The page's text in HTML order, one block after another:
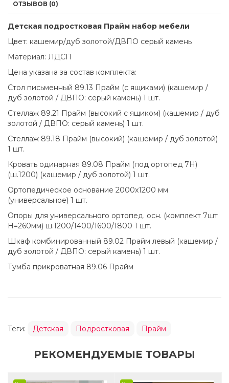
ОТЗЫВОВ (0)
Детская подростковая Прайм набор мебели
Цвет: кашемир/дуб золотой/ДВПО серый камень
Материал: ЛДСП
Цена указана за состав комплекта:
Стол письменный 89.13 Прайм (с ящиками) (кашемир /
дуб золотой / ДВПО: серый камень) 1 шт.
Стеллаж 89.21 Прайм (высокий с ящиком) (кашемир / дуб
золотой / ДВПО: серый камень) 1 шт.
Стеллаж 89.18 Прайм (высокий) (кашемир / дуб золотой)
1 шт.
Кровать одинарная 89.08 Прайм (под ортопед 7Н)
(ш.1200) (кашемир / дуб золотой) 1 шт.
Ортопедическое основание 2000х1200 мм
(универсальное) 1 шт.
Опоры для универсального ортопед. осн. (комплект 7шт
Н=260мм) ш.1200/1400/1600/1800 1 шт.
Шкаф комбинированный 89.02 Прайм левый (кашемир /
дуб золотой / ДВПО: серый камень) 1 шт.
Тумба прикроватная 89.06 Прайм
Теги: Детская Подростковая Прайм
РЕКОМЕНДУЕМЫЕ ТОВАРЫ